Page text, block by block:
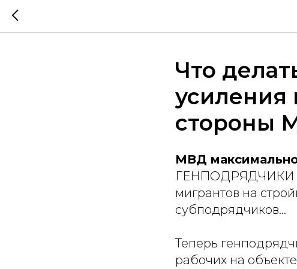
Что
усиления
стороны
МВД максимально
ГЕНПОДРЯДЧИКИ
мигрантов на
субподрядчиков…
Теперь
рабочих на